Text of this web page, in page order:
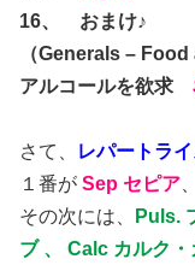
16、 おまけ♪
（Generals –
アルコールを欲求
さて、 レパートラ
１番が Sep セピア
その次には、
Puls.
ブ 、 Calc カルク